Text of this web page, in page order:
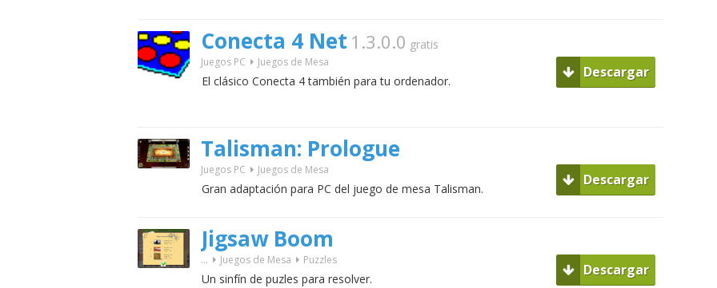
Conecta 4 Net 1.3.0.0 gratis
Juegos PC Juegos de Mesa
El clásico Conecta 4 también para tu ordenador.
Descargar
Talisman: Prologue
Juegos PC Juegos de Mesa
Gran adaptación para PC del juego de mesa Talisman.
Descargar
Jigsaw Boom
... Juegos de Mesa Puzzles
Un sinfín de puzles para resolver.
Descargar